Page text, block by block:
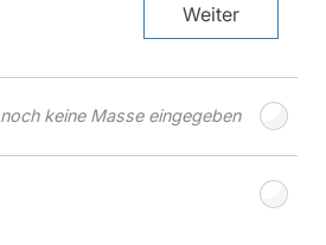
Weiter
noch keine Masse eingegeben